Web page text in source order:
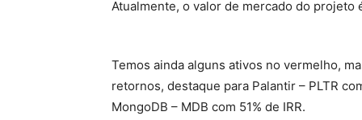
Atualmente, o valor de mercado do projeto
Temos ainda alguns ativos no vermelho,
retornos, destaque para Palantir – PLTR
MongoDB – MDB com 51% de IRR.